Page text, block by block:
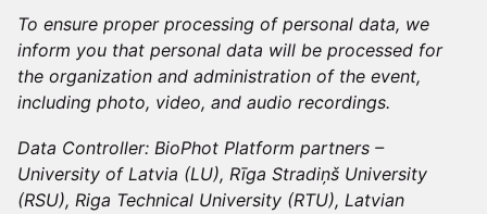
To ensure proper processing of personal data, we
inform you that personal data will be processed for
the organization and administration of the event,
including photo, video, and audio recordings.
Data Controller: BioPhot Platform partners –
University of Latvia (LU), Rīga Stradiņš University
(RSU), Riga Technical University (RTU), Latvian